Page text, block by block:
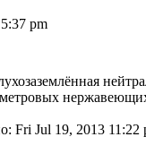
pm
Fri Jul 19, 2013 11:22